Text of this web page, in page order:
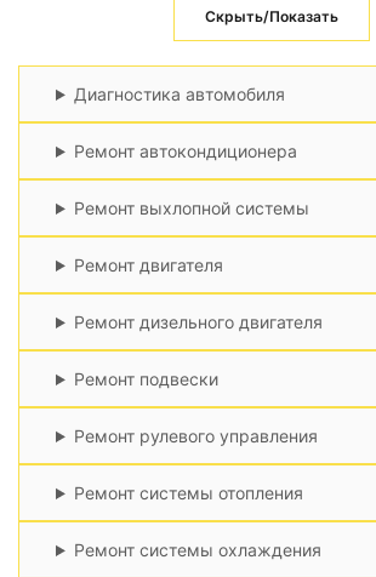
Скрыть/Показать
Диагностика автомобиля
Ремонт автокондиционера
Ремонт выхлопной системы
Ремонт двигателя
Ремонт дизельного двигателя
Ремонт подвески
Ремонт рулевого управления
Ремонт системы отопления
Ремонт системы охлаждения